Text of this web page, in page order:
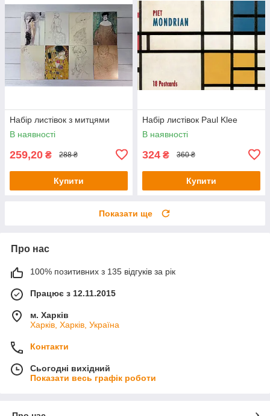
Набір листівок з митцями
В наявності
259,20 ₴ 288 ₴
Купити
Набір листівок Paul Klee
В наявності
324 ₴ 360 ₴
Купити
Показати ще
Про нас
100% позитивних з 135 відгуків за рік
Працює з 12.11.2015
м. Харків
Харків, Харків, Україна
Контакти
Сьогодні вихідний
Показати весь графік роботи